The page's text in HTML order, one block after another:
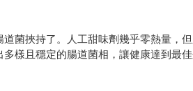
菌挾持了。人工甜味劑幾乎零熱量，
樣且穩定的腸道菌相，讓健康達到最佳